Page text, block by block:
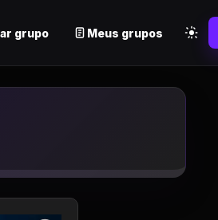
grupo Meus grupos